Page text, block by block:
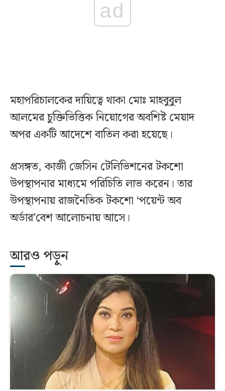
ad
মহাপরিচালকের দায়িত্বে থাকা মোঃ মাহবুবুল
আলমের চুক্তিভিত্তিক নিয়োগের অবশিষ্ট মেয়াদ
অপর একটি আদেশে বাতিল করা হয়েছে।
প্রসঙ্গত, কাজী জেসিন টেলিভিশনের টকশো
উপস্থাপনার মাধ্যমে পরিচিতি লাভ করেন। তার
উপস্থাপনায় রাজনৈতিক টকশো ‘পয়েন্ট অব
অর্ডার’বেশ আলোচনায় আসে।
আরও পড়ুন